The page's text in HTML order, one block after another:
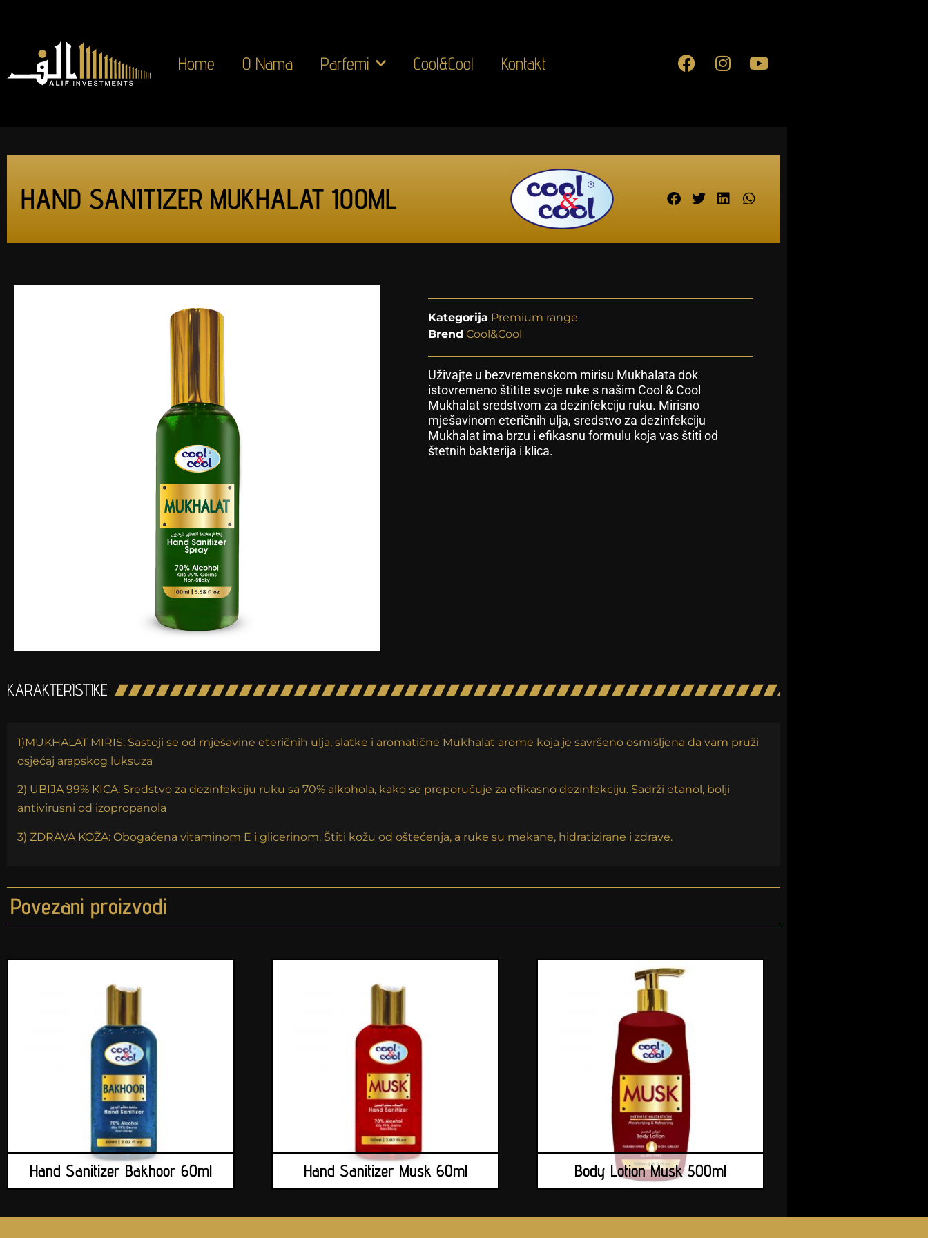
Home O Nama Parfemi Cool&Cool Kontakt
HAND SANITIZER MUKHALAT 100ML
Kategorija Premium range
Brend Cool&Cool
Uživajte u bezvremenskom mirisu Mukhalata dok
istovremeno štitite svoje ruke s našim Cool & Cool
Mukhalat sredstvom za dezinfekciju ruku. Mirisno
mješavinom eteričnih ulja, sredstvo za dezinfekciju
Mukhalat ima brzu i efikasnu formulu koja vas štiti od
štetnih bakterija i klica.
KARAKTERISTIKE
1)MUKHALAT MIRIS: Sastoji se od mješavine eteričnih ulja, slatke i aromatične Mukhalat arome koja je savršeno osmišljena da vam pruži
osjećaj arapskog luksuza
2) UBIJA 99% KICA: Sredstvo za dezinfekciju ruku sa 70% alkohola, kako se preporučuje za efikasno dezinfekciju. Sadrži etanol, bolji
antivirusni od izopropanola
3) ZDRAVA KOŽA: Obogaćena vitaminom E i glicerinom. Štiti kožu od oštećenja, a ruke su mekane, hidratizirane i zdrave.
Povezani proizvodi
Hand Sanitizer Bakhoor 60ml Hand Sanitizer Musk 60ml Body Lotion Musk 500ml